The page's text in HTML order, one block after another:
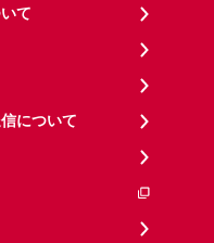
て
について